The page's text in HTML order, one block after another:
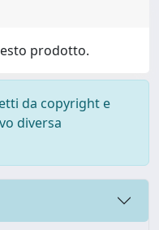
prodotto.
da copyright e
diversa